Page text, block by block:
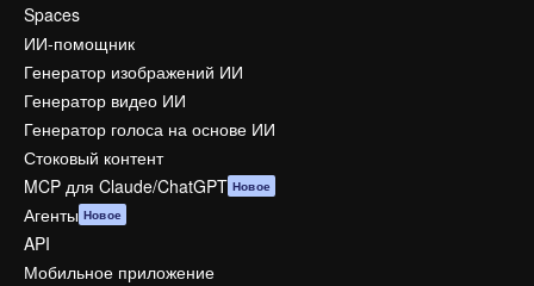
Spaces
ИИ-помощник
Генератор изображений ИИ
Генератор видео ИИ
Генератор голоса на основе ИИ
Стоковый контент
MCP для Claude/ChatGPT Новое
Агенты Новое
API
Мобильное приложение